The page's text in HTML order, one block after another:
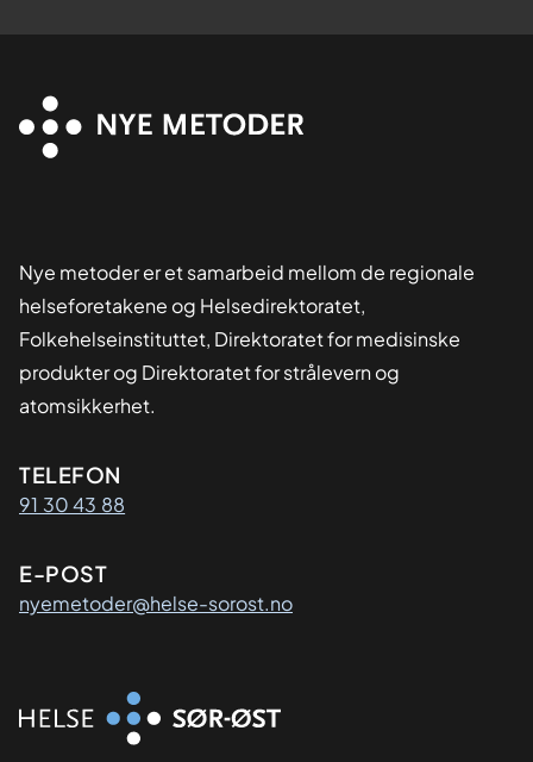
Nye metoder er et samarbeid mellom de regionale
helseforetakene og Helsedirektoratet,
Folkehelseinstituttet, Direktoratet for medisinske
produkter og Direktoratet for strålevern og
atomsikkerhet.
Kontaktinformasjon
TELEFON
91 30 43 88
E-POST
nyemetoder@helse-sorost.no
Organisasjon